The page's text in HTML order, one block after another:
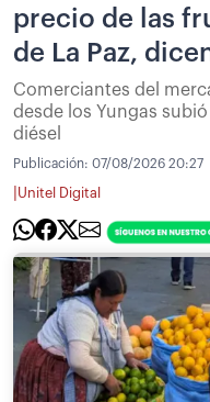
precio de las
de La Paz,
Comerciantes del
desde los Yungas
diésel
Publicación: 07/08/2026 20:27
Unitel Digital